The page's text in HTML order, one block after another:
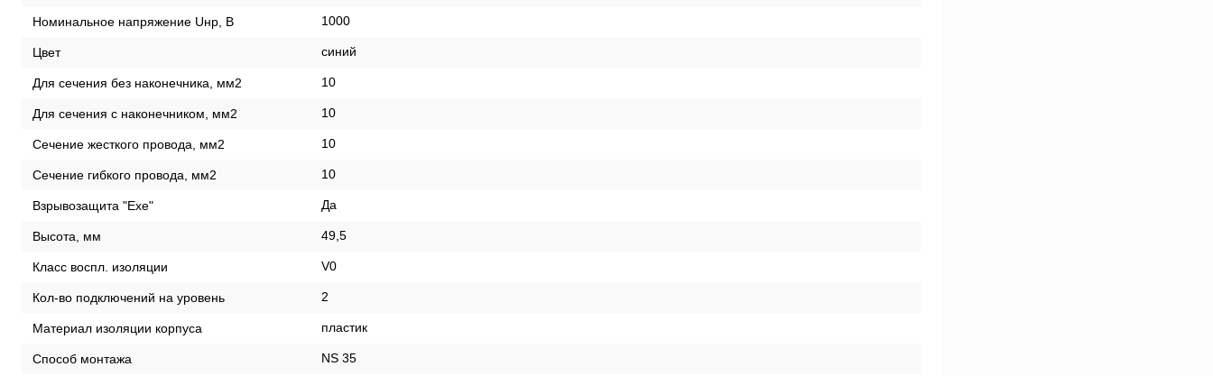
Номинальное напряжение Uнр, В 1000
Цвет синий
Для сечения без наконечника, мм2 10
Для сечения с наконечником, мм2 10
Сечение жесткого провода, мм2 10
Сечение гибкого провода, мм2 10
Взрывозащита "Exe" Да
Высота, мм 49,5
Класс воспл. изоляции V0
Кол-во подключений на уровень 2
Материал изоляции корпуса пластик
Способ монтажа NS 35